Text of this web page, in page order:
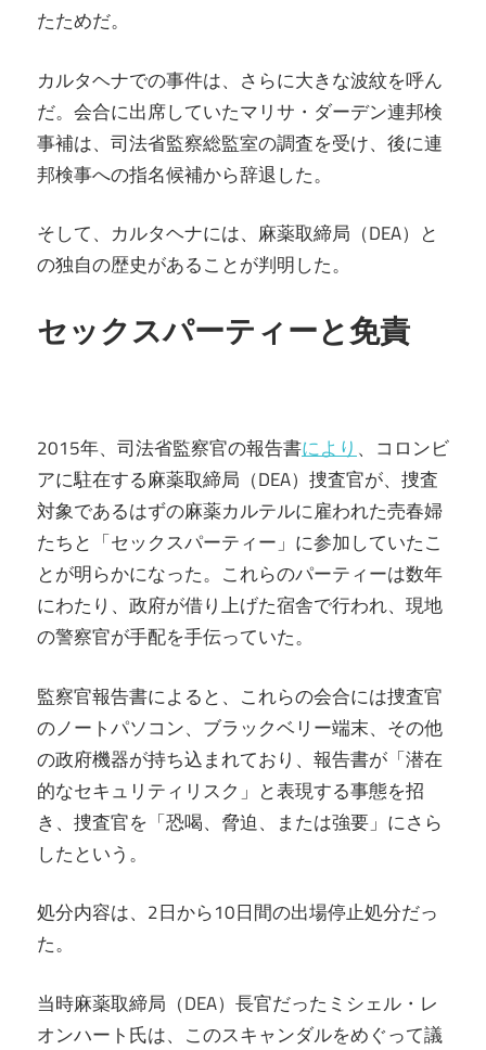
たためだ。
カルタヘナでの事件は、さらに大きな波紋を呼ん
だ。会合に出席していたマリサ・ダーデン連邦検
事補は、司法省監察総監室の調査を受け、後に連
邦検事への指名候補から辞退した。
そして、カルタヘナには、麻薬取締局（DEA）と
の独自の歴史があることが判明した。
セックスパーティーと免責
2015年、司法省監察官の報告書により、コロンビ
アに駐在する麻薬取締局（DEA）捜査官が、捜査
対象であるはずの麻薬カルテルに雇われた売春婦
たちと「セックスパーティー」に参加していたこ
とが明らかになった。これらのパーティーは数年
にわたり、政府が借り上げた宿舎で行われ、現地
の警察官が手配を手伝っていた。
監察官報告書によると、これらの会合には捜査官
のノートパソコン、ブラックベリー端末、その他
の政府機器が持ち込まれており、報告書が「潜在
的なセキュリティリスク」と表現する事態を招
き、捜査官を「恐喝、脅迫、または強要」にさら
したという。
処分内容は、2日から10日間の出場停止処分だっ
た。
当時麻薬取締局（DEA）長官だったミシェル・レ
オンハート氏は、このスキャンダルをめぐって議